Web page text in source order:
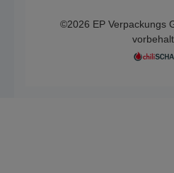
©2026 EP Verpackungs